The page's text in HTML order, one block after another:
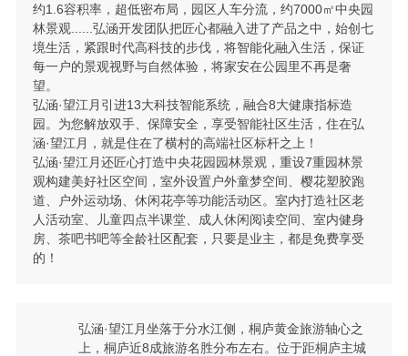
约1.6容积率，超低密布局，园区人车分流，约7000㎡中央园
林景观......弘涵开发团队把匠心都融入进了产品之中，始创七
境生活，紧跟时代高科技的步伐，将智能化融入生活，保证
每一户的景观视野与自然体验，将家安在公园里不再是奢
望。
弘涵·望江月引进13大科技智能系统，融合8大健康指标造
园。为您解放双手、保障安全，享受智能社区生活，住在弘
涵·望江月，就是住在了横村的高端社区标杆之上！
弘涵·望江月还匠心打造中央花园园林景观，重设7重园林景
观构建美好社区空间，室外设置户外童梦空间、樱花塑胶跑
道、户外运动场、休闲花亭等功能活动区。室内打造社区老
人活动室、儿童四点半课堂、成人休闲阅读空间、室内健身
房、茶吧书吧等全龄社区配套，只要是业主，都是免费享受
的！
弘涵·望江月坐落于分水江侧，桐庐黄金旅游轴心之
上，桐庐近8成旅游名胜分布左右。位于距桐庐主城